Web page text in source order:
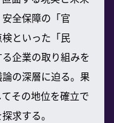
全保障の「官
といった「民
企業の取り組みを
の深層に迫る。果
その地位を確立で
求する。